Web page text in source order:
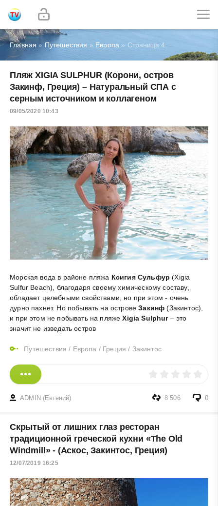
Главная » Путешествия » Европа » Страница 4
Пляж XIGIA SULPHUR (Корони, остров
Закинф, Греция) – Натуральный СПА с
серным источником и коллагеном
09/05/2020 10:43
Морская вода в районе пляжа Ксигия Сульфур (Xigia
Sulfur Beach), благодаря своему химическому составу,
обладает целебными свойствами, но при этом - очень
дурно пахнет. Но побывать на островеЗакинф (Закинтос),
и при этом не побывать на пляжеXigia Sulphur– это
значит не изведать остров
Путешествия / Европа / Греция / Закинтос
ADMIN (Евгений) 0
8 506
Скрытый от лишних глаз ресторан
традиционной греческой кухни «The Old
Windmill» - (Аскос, Закинтос, Греция)
12/07/2019 16:25